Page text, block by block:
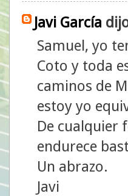
Javi García
Samuel, yo
Coto y toda
caminos de
estoy yo
De cualquier
endurece
Un abrazo.
Javi